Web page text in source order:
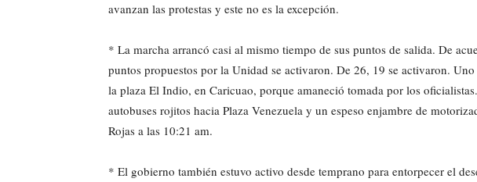
avanzan las protestas y este no es la excepción.
* La marcha arrancó casi al mismo tiempo de sus puntos de salida. De
puntos propuestos por la Unidad se activaron. De 26, 19 se activaron.
la plaza El Indio, en Caricuao, porque amaneció tomada por los
autobuses rojitos hacia Plaza Venezuela y un espeso enjambre de
Rojas a las 10:21 am.
* El gobierno también estuvo activo desde temprano para entorpecer el